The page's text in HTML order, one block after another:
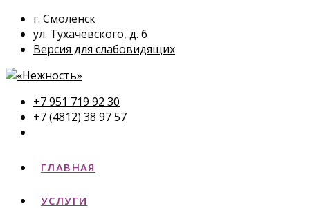
г. Смоленск
ул. Тухачевского, д. 6
Версия для слабовидящих
+7 951 719 92 30
+7 (4812) 38 97 57
ГЛАВНАЯ
УСЛУГИ